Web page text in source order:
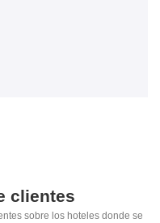
clientes
sobre los hoteles donde se